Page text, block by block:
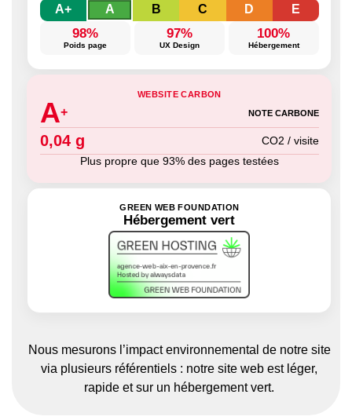
A+ A B C D E
98%
Poids page
97%
UX Design
100%
Hébergement
WEBSITE CARBON
A+ NOTE CARBONE
0,04 g
CO2 / visite
Plus propre que 93% des pages testées
GREEN WEB FOUNDATION
Hébergement vert
Nous mesurons l’impact environnemental de notre site
via plusieurs référentiels : notre site web est léger,
rapide et sur un hébergement vert.